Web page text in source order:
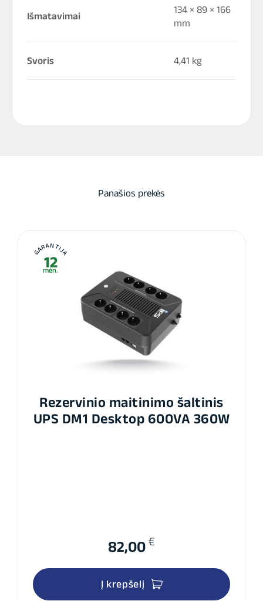
Išmatavimai
134 × 89 × 166
mm
Svoris 4,41 kg
Panašios prekės
GARANTIJA
12
mėn.
Rezervinio maitinimo šaltinis
UPS DM1 Desktop 600VA 360W
82,00 €
Į krepšelį